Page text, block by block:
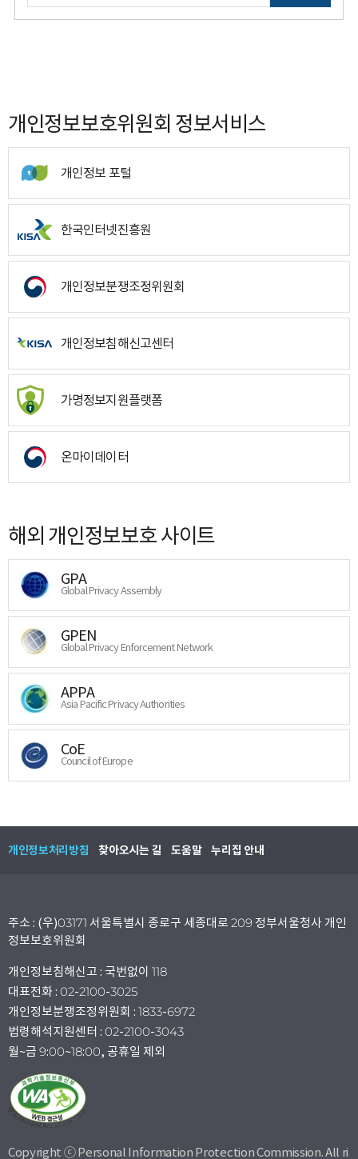
개인정보보호위원회 정보서비스
개인정보 포털
한국인터넷진흥원
개인정보분쟁조정위원회
개인정보침해신고센터
가명정보지원플랫폼
온마이데이터
해외 개인정보보호 사이트
GPA
Global Privacy Assembly
GPEN
Global Privacy Enforcement Network
APPA
Asia Pacific Privacy Authorities
CoE
Council of Europe
개인정보처리방침 찾아오시는 길 도움말 누리집 안내
주소 : (우)03171 서울특별시 종로구 세종대로 209 정부서울청사 개인
정보보호위원회
개인정보침해신고 : 국번없이 118
대표전화 : 02-2100-3025
개인정보분쟁조정위원회 : 1833-6972
법령해석지원센터 : 02-2100-3043
월~금 9:00~18:00, 공휴일 제외
Copyright ⓒ Personal Information Protection Commission. All ri